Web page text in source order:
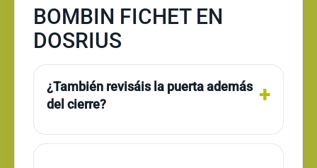
BOMBIN FICHET EN
DOSRIUS
¿También revisáis la puerta además
del cierre?